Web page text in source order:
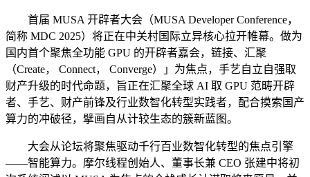
首届 MUSA 开辟者大会（MUSA Developer Conference，
简称 MDC 2025）将正在中关村国际立异核心拉开帷幕。做为
国内首个聚焦全功能 GPU 的开辟者嘉会，链接、汇聚
（Create， Connect， Converge）」为焦点，手艺自立自强取
财产升级的时代命题，旨正在汇聚全球 AI 取 GPU 范畴开辟
者、手艺、财产前锋及行业数智化转型实践者，配合摸索国产
算力的冲破径，擘画自从计较生态的簇新蓝图。
大会从论坛将聚焦驱动千行百业数智化转型的焦点引擎
——智能算力。摩尔线程创始人、董事长兼 CEO 张建中将初